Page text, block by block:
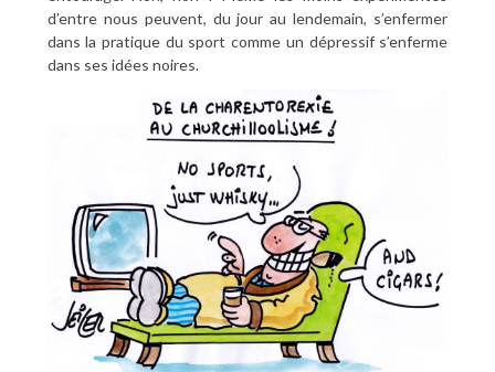
d’entre nous peuvent, du jour au lendemain, s’enfermer
dans la pratique du sport comme un dépressif s’enferme
dans ses idées noires.